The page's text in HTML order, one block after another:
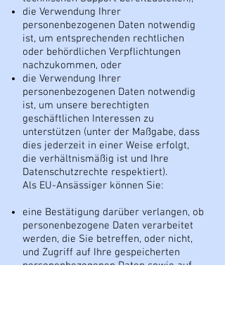
die Verwendung Ihrer
personenbezogenen Daten notwendig
ist, um entsprechenden rechtlichen
oder behördlichen Verpflichtungen
nachzukommen, oder
die Verwendung Ihrer
personenbezogenen Daten notwendig
ist, um unsere berechtigten
geschäftlichen Interessen zu
unterstützen (unter der Maßgabe, dass
dies jederzeit in einer Weise erfolgt,
die verhältnismäßig ist und Ihre
Datenschutzrechte respektiert).
Als EU-Ansässiger können Sie:
eine Bestätigung darüber verlangen, ob
personenbezogene Daten verarbeitet
werden, die Sie betreffen, oder nicht,
und Zugriff auf Ihre gespeicherten
personenbezogenen Daten sowie auf